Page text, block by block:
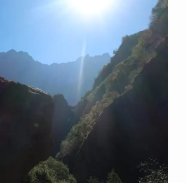
人ゲーテを味わう
ペンハウアーに学ぶ
ラハとチェコ文学
興亡とバチカン、ローマカトリック
サンスと知の革命